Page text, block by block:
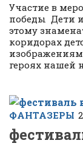
Участие в
победы Дети и
этому
коридорах
героях нашей
ФАНТАЗЕРЫ